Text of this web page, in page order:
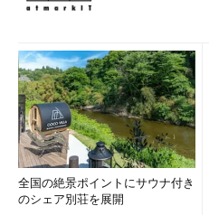
全国の絶景ポイントにサウナ付き
のシェア別荘を展開